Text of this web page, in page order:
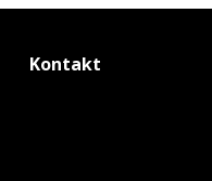
Kontakt